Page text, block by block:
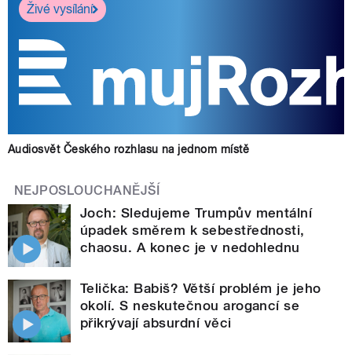
Živé vysílání
Audiosvět Českého rozhlasu na jednom místě
NEJPOSLOUCHANĚJŠÍ
Joch: Sledujeme Trumpův mentální
úpadek směrem k sebestřednosti,
chaosu. A konec je v nedohlednu
Telička: Babiš? Větší problém je jeho
okolí. S neskutečnou arogancí se
přikrývají absurdní věci